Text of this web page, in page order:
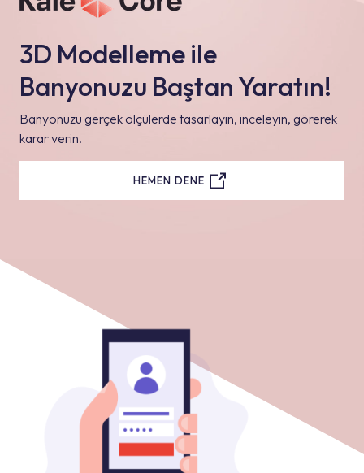
3D Modelleme ile
Banyonuzu Baştan Yaratın!
Banyonuzu gerçek ölçülerde tasarlayın, inceleyin, görerek
karar verin.
HEMEN DENE